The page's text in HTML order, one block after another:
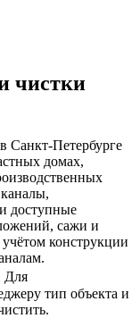
чистки
Санкт-Петербурге
домах,
доступные
сажи и
конструкции
Для
тип объекта и